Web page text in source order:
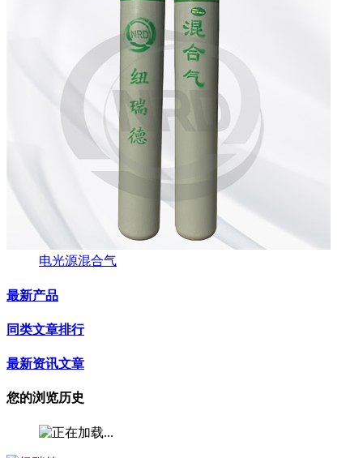
电光源混合气
最新产品
同类文章排行
最新资讯文章
您的浏览历史